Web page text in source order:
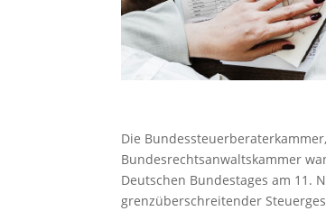
Die
Bundesrechtsanwaltskammer
Deutschen Bundestages am 11.
grenzüberschreitender